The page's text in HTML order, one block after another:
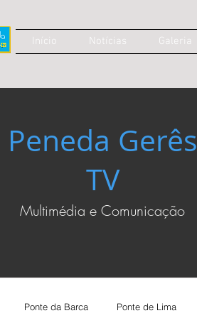
Início Notícias Galeria
Peneda Gerês
TV
Multimédia e Comunicação
Ponte da Barca Ponte de Lima